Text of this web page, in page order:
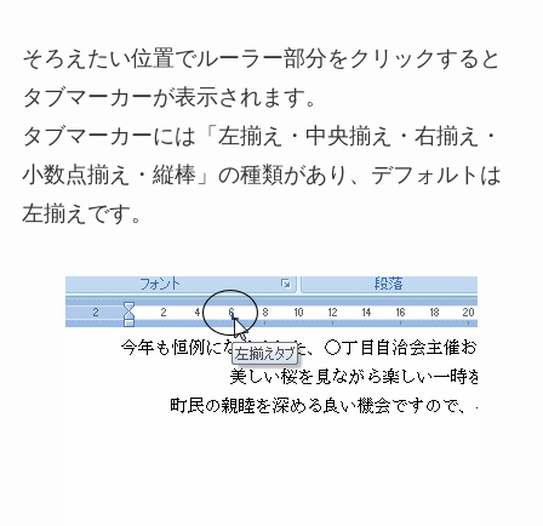
そろえたい位置でルーラー部分をクリックすると
タブマーカーが表示されます。
タブマーカーには「左揃え・中央揃え・右揃え・
小数点揃え・縦棒」の種類があり、デフォルトは
左揃えです。